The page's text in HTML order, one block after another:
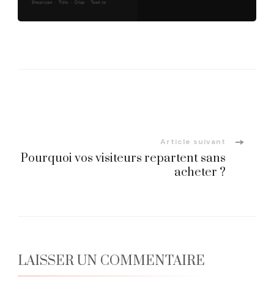
d'article
Article suivant
Pourquoi vos visiteurs repartent sans
acheter ?
LAISSER UN COMMENTAIRE